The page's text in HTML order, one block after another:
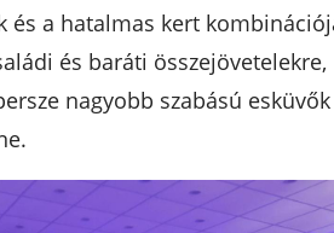
és a hatalmas kert
és baráti összejövetelekre,
nagyobb szabású